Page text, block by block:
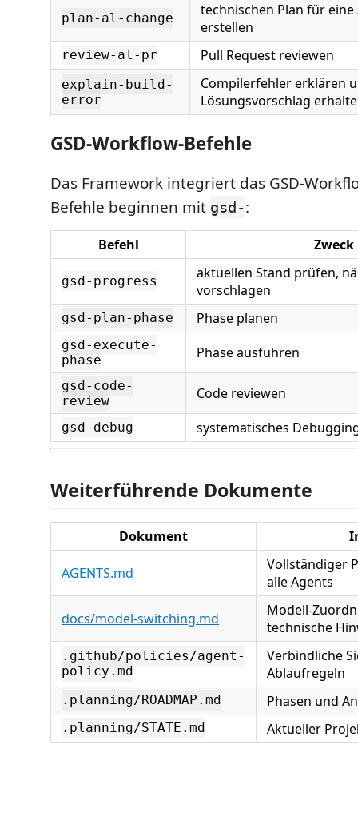
plan-al-change
technischen Plan für
erstellen
review-al-pr Pull Request reviewen
explain-build-
error
Compilerfehler erklären
Lösungsvorschlag
GSD-Workflow-Befehle
Das Framework integriert das GSD-
Befehle beginnen mit gsd-:
Befehl Zweck
gsd-progress
aktuellen Stand prüfen,
vorschlagen
gsd-plan-phase Phase planen
gsd-execute-
phase
Phase ausführen
gsd-code-
review
Code reviewen
gsd-debug systematisches
Weiterführende Dokumente
Dokument
AGENTS.md
Vollständiger
alle Agents
docs/model-switching.md
Modell-
technische
.github/policies/agent-
policy.md
Verbindliche
Ablaufregeln
.planning/ROADMAP.md Phasen und
.planning/STATE.md Aktueller